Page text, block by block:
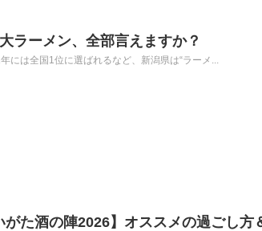
ラーメン、全部言えますか？
には全国1位に選ばれるなど、新潟県は“ラーメ...
た酒の陣2026】オススメの過ごし方